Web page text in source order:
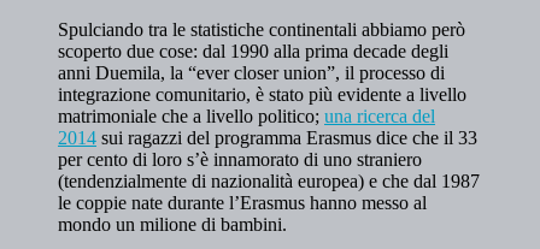
Spulciando tra le statistiche continentali abbiamo però
scoperto due cose: dal 1990 alla prima decade degli
anni Duemila, la “ever closer union”, il processo di
integrazione comunitario, è stato più evidente a livello
matrimoniale che a livello politico; una ricerca del
2014 sui ragazzi del programma Erasmus dice che il 33
per cento di loro s’è innamorato di uno straniero
(tendenzialmente di nazionalità europea) e che dal 1987
le coppie nate durante l’Erasmus hanno messo al
mondo un milione di bambini.